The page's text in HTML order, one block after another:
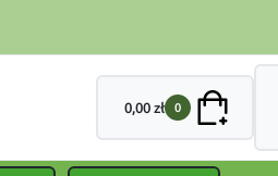
0,00 zł 0